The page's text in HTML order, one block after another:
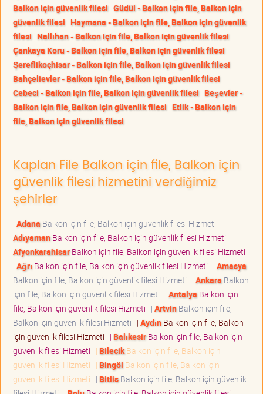
Balkon için güvenlik filesi Güdül - Balkon için file, Balkon için
güvenlik filesi Haymana - Balkon için file, Balkon için güvenlik
filesi Nallıhan - Balkon için file, Balkon için güvenlik filesi
Çankaya Koru - Balkon için file, Balkon için güvenlik filesi
Şereflikoçhisar - Balkon için file, Balkon için güvenlik filesi
Bahçelievler - Balkon için file, Balkon için güvenlik filesi
Cebeci - Balkon için file, Balkon için güvenlik filesi Beşevler -
Balkon için file, Balkon için güvenlik filesi Etlik - Balkon için
file, Balkon için güvenlik filesi
Kaplan File Balkon için file, Balkon için
güvenlik filesi hizmetini verdiğimiz
şehirler
| Adana Balkon için file, Balkon için güvenlik filesi Hizmeti |
AdıyamanBalkon için file, Balkon için güvenlik filesi Hizmeti |
AfyonkarahisarBalkon için file, Balkon için güvenlik filesi Hizmeti
| Ağrı Balkon için file, Balkon için güvenlik filesi Hizmeti | Amasya
Balkon için file, Balkon için güvenlik filesi Hizmeti | Ankara Balkon
için file, Balkon için güvenlik filesi Hizmeti | Antalya Balkon için
file, Balkon için güvenlik filesi Hizmeti | ArtvinBalkon için file,
Balkon için güvenlik filesi Hizmeti | AydınBalkon için file, Balkon
için güvenlik filesi Hizmeti | BalıkesirBalkon için file, Balkon için
güvenlik filesi Hizmeti | BilecikBalkon için file, Balkon için
güvenlik filesi Hizmeti | Bingöl Balkon için file, Balkon için
güvenlik filesi Hizmeti | BitlisBalkon için file, Balkon için güvenlik